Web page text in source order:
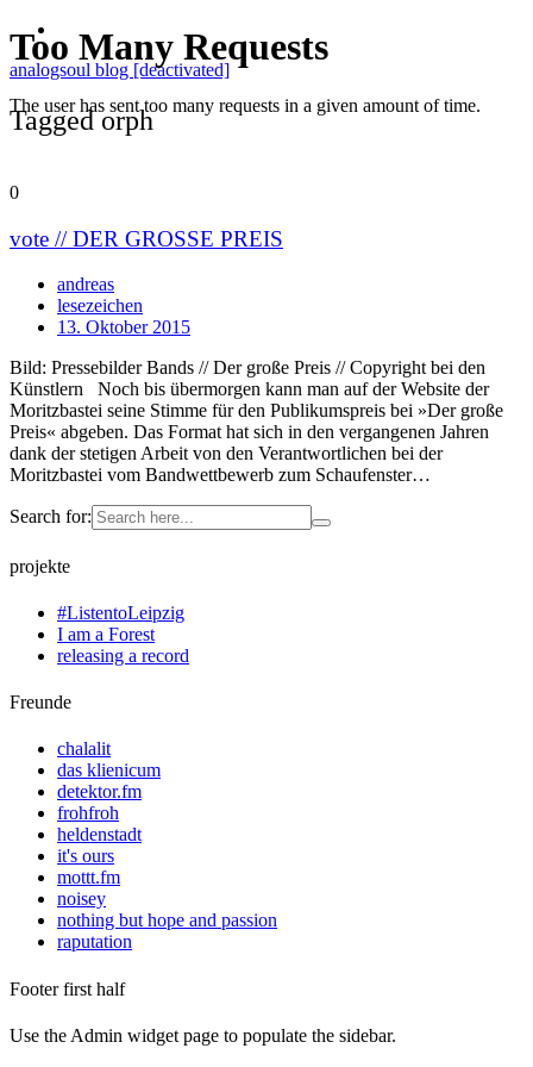
analogsoul blog [deactivated]
Tagged orph
0
vote // DER GROSSE PREIS
andreas
lesezeichen
13. Oktober 2015
Bild: Pressebilder Bands // Der große Preis // Copyright bei den
Künstlern Noch bis übermorgen kann man auf der Website der
Moritzbastei seine Stimme für den Publikumspreis bei »Der große
Preis« abgeben. Das Format hat sich in den vergangenen Jahren
dank der stetigen Arbeit von den Verantwortlichen bei der
Moritzbastei vom Bandwettbewerb zum Schaufenster…
Search for:
projekte
#ListentoLeipzig
I am a Forest
releasing a record
Freunde
chalalit
das klienicum
detektor.fm
frohfroh
heldenstadt
it's ours
mottt.fm
noisey
nothing but hope and passion
raputation
Footer first half
Use the Admin widget page to populate the sidebar.